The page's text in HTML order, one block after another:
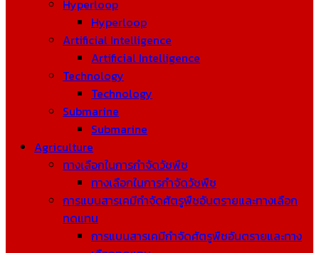
Hyperloop
Hyperloop
Artificial Intelligence
Artificial Intelligence
Technology
Technology
Submarine
Submarine
Agriculture
ทางเลือกในการกำจัดวัชพืช
ทางเลือกในการกำจัดวัชพืช
การแบนสารเคมีกำจัดศัตรูพืชอันตรายและทางเลือก
ทดแทน
การแบนสารเคมีกำจัดศัตรูพืชอันตรายและทาง